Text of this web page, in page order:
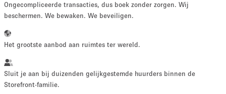
100 sq ft 5000+ sq ft
~ 13 mensen
Ongecompliceerde transacties, dus boek zonder zorgen. Wij
beschermen. We bewaken. We beveiligen.
Het grootste aanbod aan ruimtes ter wereld.
Sluit je aan bij duizenden gelijkgestemde huurders binnen de
Storefront-familie.